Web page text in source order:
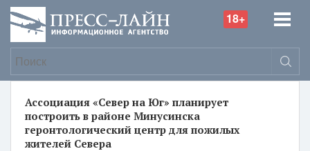
18+
Ассоциация «Север на Юг» планирует
построить в районе Минусинска
геронтологический центр для пожилых
жителей Севера